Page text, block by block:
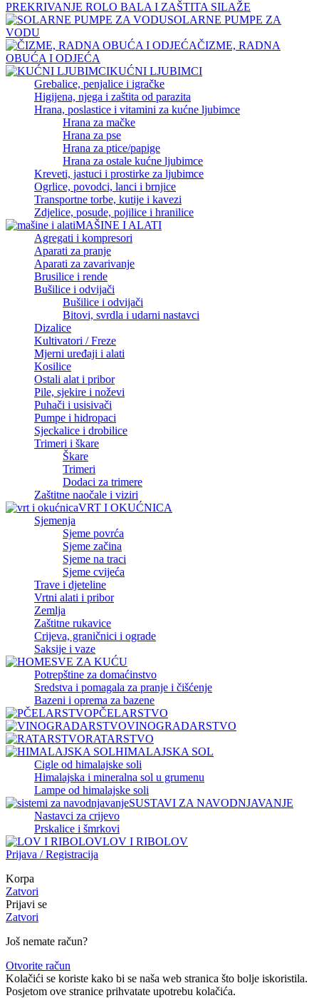
PREKRIVANJE ROLO BALA I ZAŠTITA SILAŽE
SOLARNE PUMPE ZA
VODU
ČIZME, RADNA
OBUĆA I ODJEĆA
KUĆNI LJUBIMCI
Grebalice, penjalice i igračke
Higijena, njega i zaštita od parazita
Hrana, poslastice i vitamini za kućne ljubimce
Hrana za mačke
Hrana za pse
Hrana za ptice/papige
Hrana za ostale kućne ljubimce
Kreveti, jastuci i prostirke za ljubimce
Ogrlice, povodci, lanci i brnjice
Transportne torbe, kutije i kavezi
Zdjelice, posude, pojilice i hranilice
MAŠINE I ALATI
Agregati i kompresori
Aparati za pranje
Aparati za zavarivanje
Brusilice i rende
Bušilice i odvijači
Bušilice i odvijači
Bitovi, svrdla i udarni nastavci
Dizalice
Kultivatori / Freze
Mjerni uređaji i alati
Kosilice
Ostali alat i pribor
Pile, sjekire i noževi
Puhači i usisivači
Pumpe i hidropaci
Sjeckalice i drobilice
Trimeri i škare
Škare
Trimeri
Dodaci za trimere
Zaštitne naočale i viziri
VRT I OKUĆNICA
Sjemenja
Sjeme povrća
Sjeme začina
Sjeme na traci
Sjeme cvijeća
Trave i djeteline
Vrtni alati i pribor
Zemlja
Zaštitne rukavice
Crijeva, graničnici i ograde
Saksije i vaze
SVE ZA KUĆU
Potrepštine za domaćinstvo
Sredstva i pomagala za pranje i čišćenje
Bazeni i oprema za bazene
PČELARSTVO
VINOGRADARSTVO
RATARSTVO
HIMALAJSKA SOL
Cigle od himalajske soli
Himalajska i mineralna sol u grumenu
Lampe od himalajske soli
SUSTAVI ZA NAVODNJAVANJE
Nastavci za crijevo
Prskalice i šmrkovi
LOV I RIBOLOV
Prijava / Registracija
Korpa
Zatvori
Prijavi se
Zatvori
Još nemate račun?
Otvorite račun
Kolačići se koriste kako bi se naša web stranica što bolje iskoristila.
Posjetom ove stranice prihvatate upotrebu kolačića.